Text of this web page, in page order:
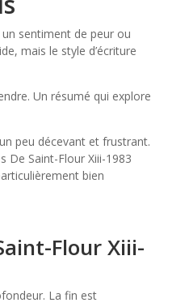
sentiment de peur ou
mais le style d’écriture
Un résumé qui explore
peu décevant et frustrant.
De Saint-Flour Xiii-1983
bien
Flour Xiii-
La fin est